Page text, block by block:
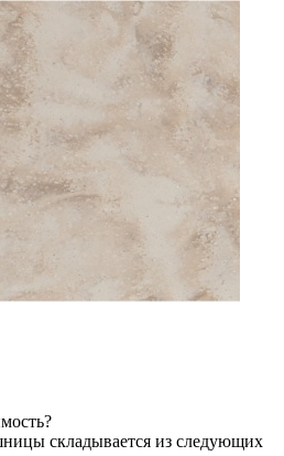
складывается из следующих